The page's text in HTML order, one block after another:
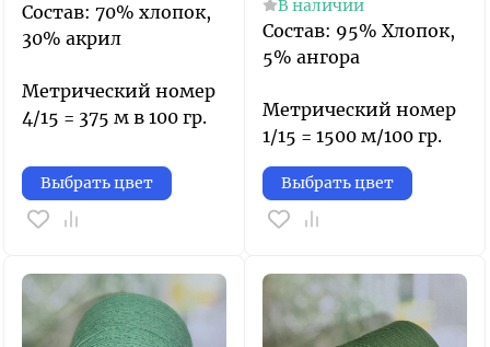
​Состав: 70% хлопок,
30% акрил
Метрический номер
4/15 = 375 м в 100 гр.
Выбрать цвет
В наличии
​Состав: 95% Хлопок,
5% ангора
Метрический номер
1/15 = 1500 м/100 гр.
Выбрать цвет